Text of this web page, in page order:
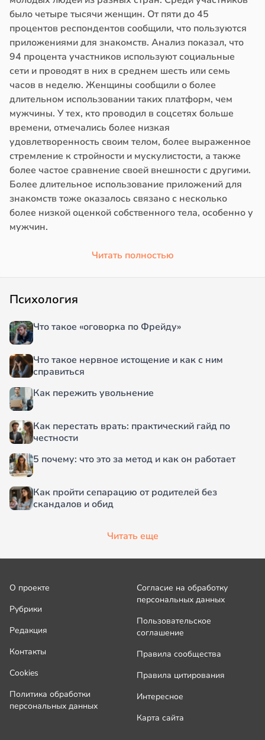
было четыре тысячи женщин. От пяти до 45
процентов респондентов сообщили, что пользуются
приложениями для знакомств. Анализ показал, что
94 процента участников используют социальные
сети и проводят в них в среднем шесть или семь
часов в неделю. Женщины сообщили о более
длительном использовании таких платформ, чем
мужчины. У тех, кто проводил в соцсетях больше
времени, отмечались более низкая
удовлетворенность своим телом, более выраженное
стремление к стройности и мускулистости, а также
более частое сравнение своей внешности с другими.
Более длительное использование приложений для
знакомств тоже оказалось связано с несколько
более низкой оценкой собственного тела, особенно у
мужчин.
Читать полностью
Психология
Что такое «оговорка по Фрейду»
Что такое нервное истощение и как с ним
справиться
Как пережить увольнение
Как перестать врать: практический гайд по
честности
5 почему: что это за метод и как он работает
Как пройти сепарацию от родителей без
скандалов и обид
Читать еще
О проекте
Рубрики
Редакция
Контакты
Cookies
Политика обработки
персональных данных
Согласие на обработку
персональных данных
Пользовательское
соглашение
Правила сообщества
Правила цитирования
Интересное
Карта сайта